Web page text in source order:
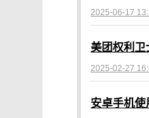
2025-06-17
美团权利卫
2025-02-27
安卓手机使